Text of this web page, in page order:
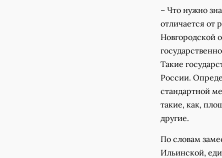
– Что нужно
отличается от
Новгородской
Такие
России.
стандартной
такие, как,
другие.
По словам
Ильинской,